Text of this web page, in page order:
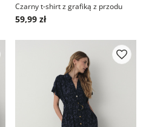
Czarny t-shirt z grafiką z przodu
59,99 zł